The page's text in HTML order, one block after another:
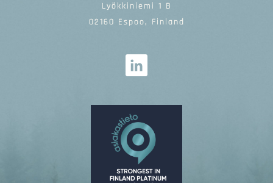
Lyökkiniemi 1 B
02160 Espoo, Finland